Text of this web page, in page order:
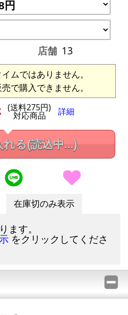
店舗 13
ムではありません。
で購入できません。
(送料275円)
対応商品 詳細
れる(読込中...)
在庫切のみ表示
ます。
をクリックしてくださ